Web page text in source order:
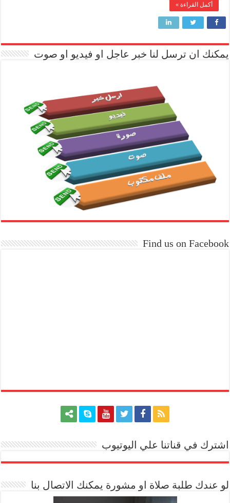
أكمل القراءة »
يمكنك ان ترسل لنا خبر عاجل او فيديو او صوت
Find us on Facebook
اشترك في قناتنا علي اليوتيوب
لو عندك طلبة صلاة او مشورة يمكنك الاتصال بنا